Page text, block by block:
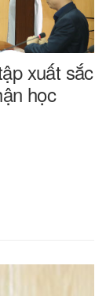
xuất sắc
học